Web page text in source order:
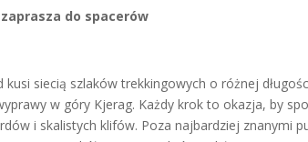
do spacerów
kusi siecią szlaków trekkingowych o różnej
w góry Kjerag. Każdy krok to okazja, by
i skalistych klifów. Poza najbardziej znanymi